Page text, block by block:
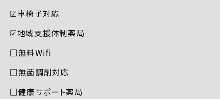
☑︎車椅子対応
☑︎地域支援体制薬局
□無料Wifi
□無菌調剤対応
□健康サポート薬局